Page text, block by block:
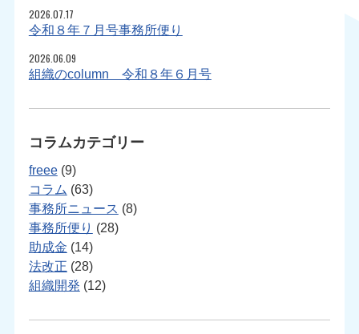
2026.07.17
令和８年７月号事務所便り
2026.06.09
組織のcolumn 令和８年６月号
コラムカテゴリー
freee(9)
コラム (63)
事務所ニュース (8)
事務所便り (28)
助成金 (14)
法改正 (28)
組織開発 (12)